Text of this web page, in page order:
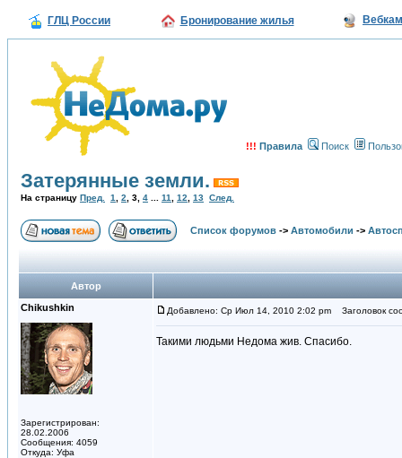
ГЛЦ России Бронирование жилья
!!! Правила Поиск
Затерянные земли.
На страницу Пред. 1 2 3 4 11 12 13 След.
Список форумов -> Автомобили ->
Автор
Chikushkin
Зарегистрирован:
28.02.2006
Сообщения: 4059
Откуда: Уфа
Добавлено: Ср Июл 14, 2010 2:02 pm Заголовок
Такими людьми Недома жив. Спасибо.